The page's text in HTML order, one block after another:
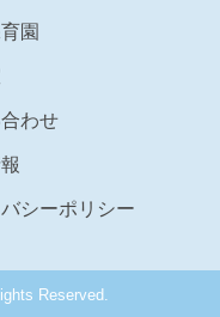
園
わせ
シーポリシー
Reserved.